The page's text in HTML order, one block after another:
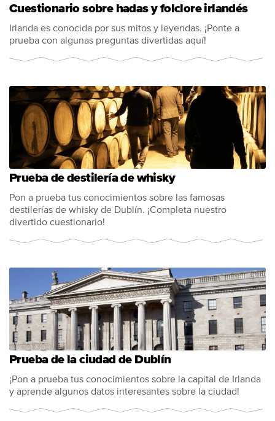
Cuestionario sobre hadas y folclore irlandés
Irlanda es conocida por sus mitos y leyendas. ¡Ponte a
prueba con algunas preguntas divertidas aquí!
Prueba de destilería de whisky
Pon a prueba tus conocimientos sobre las famosas
destilerías de whisky de Dublín. ¡Completa nuestro
divertido cuestionario!
Prueba de la ciudad de Dublín
¡Pon a prueba tus conocimientos sobre la capital de Irlanda
y aprende algunos datos interesantes sobre la ciudad!